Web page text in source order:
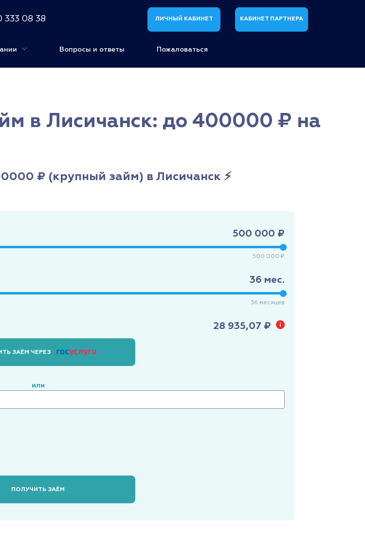
333 08 38 ЛИЧНЫЙ КАБИНЕТ КАБИНЕТ ПАРТНЕРА
Вопросы и ответы Пожаловаться
в Лисичанск: до 400000 ₽ на
₽ (крупный займ) в Лисичанск ⚡
500 000 ₽
500 000 ₽
36 мес.
36 месяцев
28 935,07 ₽
ЗАЁМ ЧЕРЕЗ
или
ПОЛУЧИТЬ ЗАЁМ